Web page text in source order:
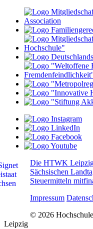
Die HTWK
Sächsischen
Steuermitteln
Impressum
© 2026
Leipzig